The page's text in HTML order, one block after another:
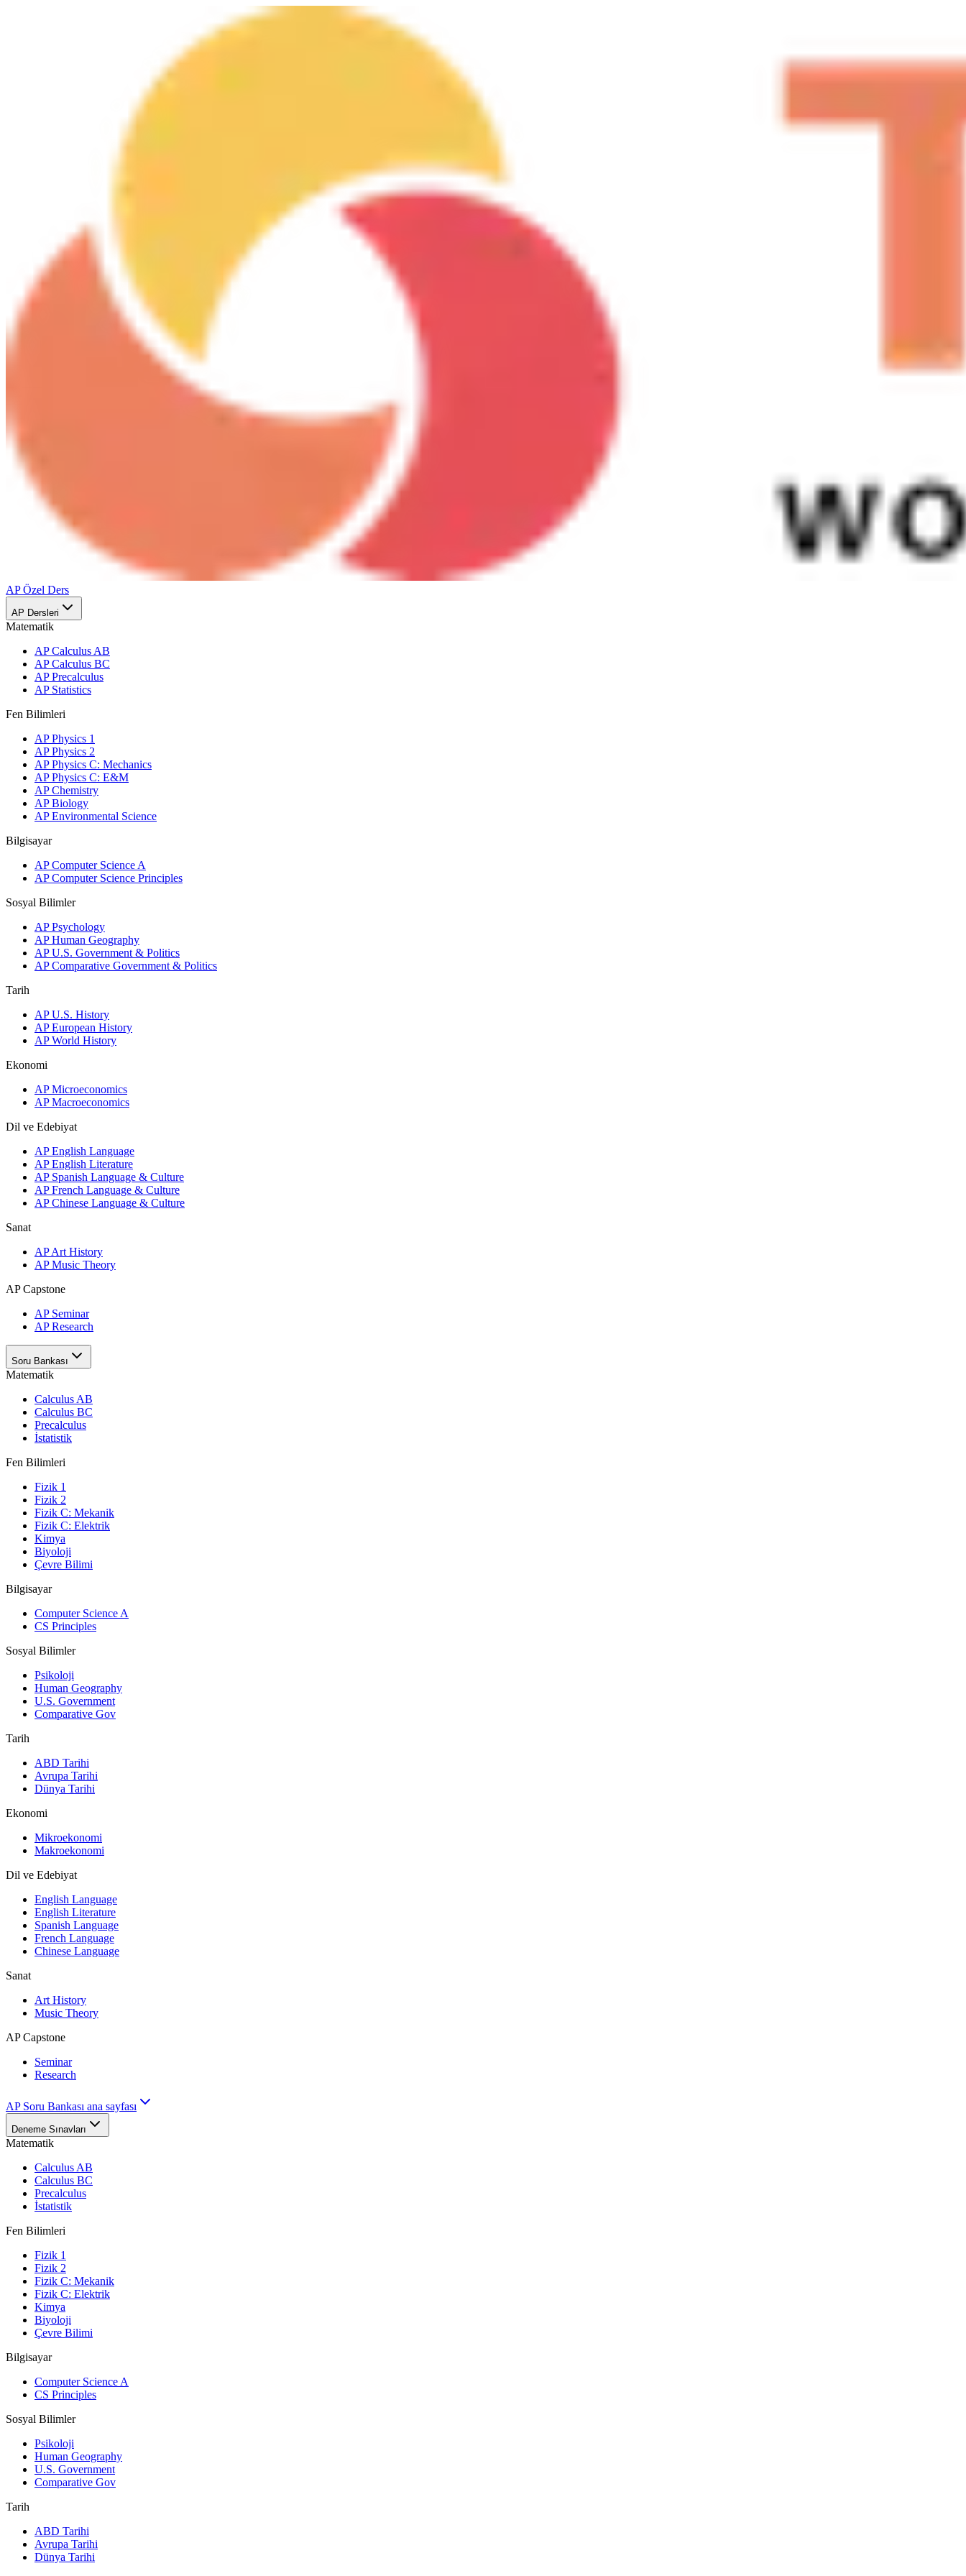
AP Özel Ders
AP Dersleri
Matematik
AP Calculus AB
AP Calculus BC
AP Precalculus
AP Statistics
Fen Bilimleri
AP Physics 1
AP Physics 2
AP Physics C: Mechanics
AP Physics C: E&M
AP Chemistry
AP Biology
AP Environmental Science
Bilgisayar
AP Computer Science A
AP Computer Science Principles
Sosyal Bilimler
AP Psychology
AP Human Geography
AP U.S. Government & Politics
AP Comparative Government & Politics
Tarih
AP U.S. History
AP European History
AP World History
Ekonomi
AP Microeconomics
AP Macroeconomics
Dil ve Edebiyat
AP English Language
AP English Literature
AP Spanish Language & Culture
AP French Language & Culture
AP Chinese Language & Culture
Sanat
AP Art History
AP Music Theory
AP Capstone
AP Seminar
AP Research
Soru Bankası
Matematik
Calculus AB
Calculus BC
Precalculus
İstatistik
Fen Bilimleri
Fizik 1
Fizik 2
Fizik C: Mekanik
Fizik C: Elektrik
Kimya
Biyoloji
Çevre Bilimi
Bilgisayar
Computer Science A
CS Principles
Sosyal Bilimler
Psikoloji
Human Geography
U.S. Government
Comparative Gov
Tarih
ABD Tarihi
Avrupa Tarihi
Dünya Tarihi
Ekonomi
Mikroekonomi
Makroekonomi
Dil ve Edebiyat
English Language
English Literature
Spanish Language
French Language
Chinese Language
Sanat
Art History
Music Theory
AP Capstone
Seminar
Research
AP Soru Bankası ana sayfası
Deneme Sınavları
Matematik
Calculus AB
Calculus BC
Precalculus
İstatistik
Fen Bilimleri
Fizik 1
Fizik 2
Fizik C: Mekanik
Fizik C: Elektrik
Kimya
Biyoloji
Çevre Bilimi
Bilgisayar
Computer Science A
CS Principles
Sosyal Bilimler
Psikoloji
Human Geography
U.S. Government
Comparative Gov
Tarih
ABD Tarihi
Avrupa Tarihi
Dünya Tarihi